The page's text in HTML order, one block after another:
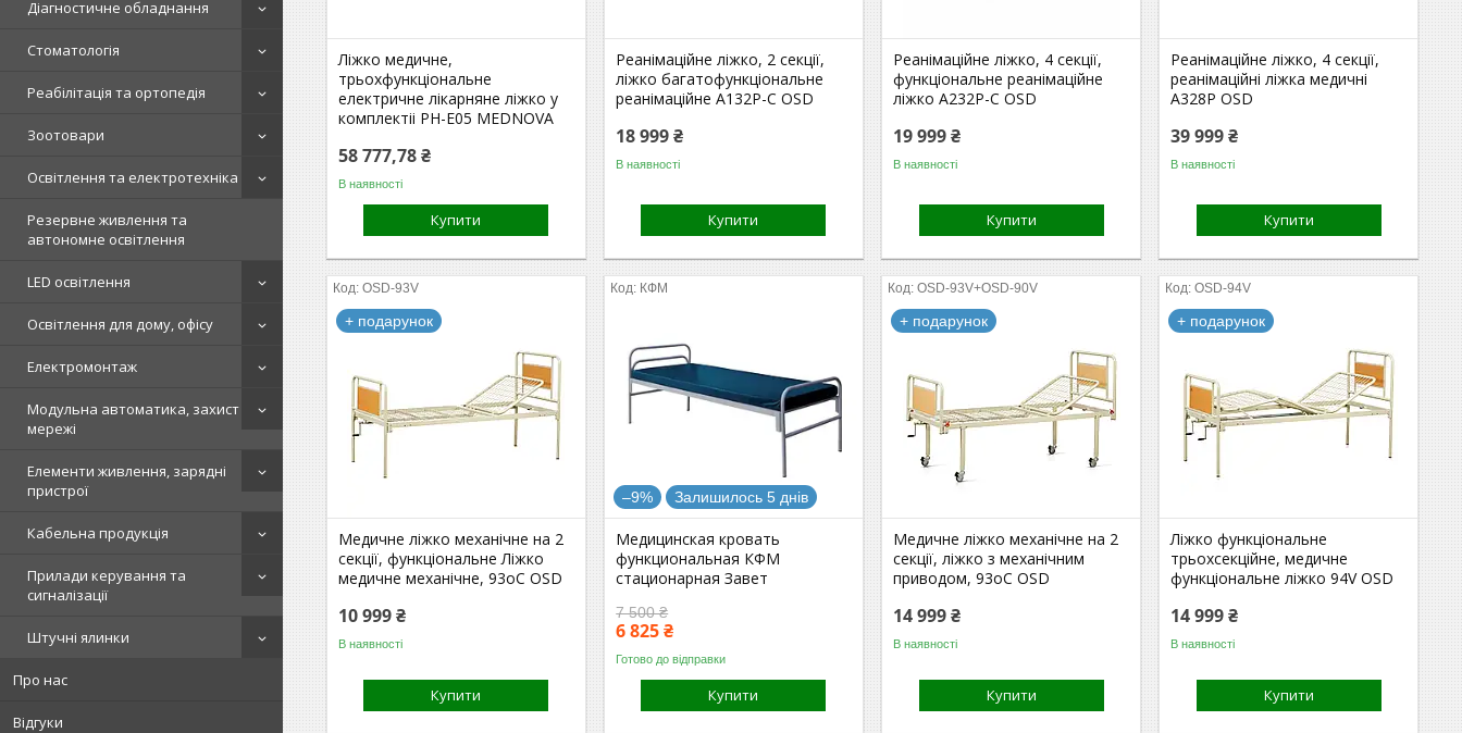
Діагностичне обладнання
Стоматологія
Реабілітація та ортопедія
Зоотовари
Освітлення та електротехніка
Резервне живлення та
автономне освітлення
LED освітлення
Освітлення для дому, офісу
Електромонтаж
Модульна автоматика, захист
мережі
Елементи живлення, зарядні
пристрої
Кабельна продукція
Прилади керування та
сигналізації
Штучні ялинки
Про нас
Відгуки
Ліжко медичне,
трьохфункціональне
електричне лікарняне ліжко у
комплектіі PH-E05 MEDNOVA
58 777,78 ₴
В наявності
Купити
Реанімаційне ліжко, 2 секції,
ліжко багатофункціональне
реанімаційне A132P-C OSD
18 999 ₴
В наявності
Купити
Реанімаційне ліжко, 4 секції,
функціональне реанімаційне
ліжко A232P-C OSD
19 999 ₴
В наявності
Купити
Реанімаційне ліжко, 4 секції,
реанімаційні ліжка медичні
A328P OSD
39 999 ₴
В наявності
Купити
OSD-93V
+ подарунок
Медичне ліжко механічне на 2
секції, функціональне Ліжко
медичне механічне, 93оС OSD
10 999 ₴
В наявності
Купити
КФМ
–9% Залишилось 5 днів
Медицинская кровать
функциональная КФМ
стационарная Завет
7 500 ₴
6 825 ₴
Готово до відправки
Купити
OSD-93V+OSD-90V
+ подарунок
Медичне ліжко механічне на 2
секції, ліжко з механічним
приводом, 93оС OSD
14 999 ₴
В наявності
Купити
OSD-94V
+ подарунок
Ліжко функціональне
трьохсекційне, медичне
функціональне ліжко 94V OSD
14 999 ₴
В наявності
Купити